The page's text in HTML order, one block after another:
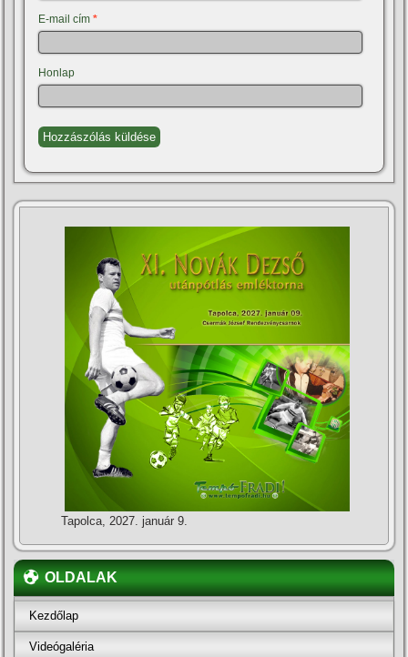
E-mail cím*
Honlap
Tapolca, 2027. január 9.
OLDALAK
Kezdőlap
Videógaléria